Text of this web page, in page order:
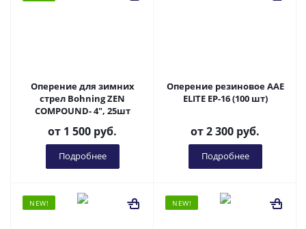
Оперение для зимних
стрел Bohning ZEN
COMPOUND- 4", 25шт
от 1 500 руб.
Подробнее
Оперение резиновое AAE
ELITE EP-16 (100 шт)
от2 300 руб.
Подробнее
NEW! NEW!